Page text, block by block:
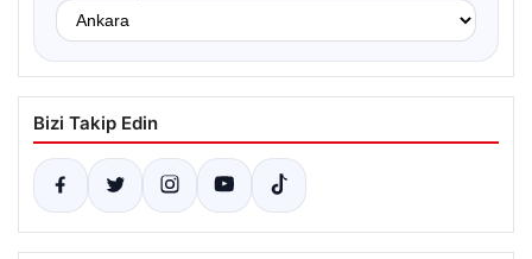
Bizi Takip Edin